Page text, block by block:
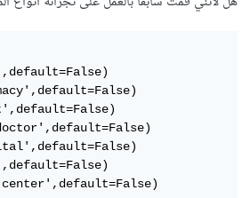
التي تحصلي بها على اسم المركز الذي